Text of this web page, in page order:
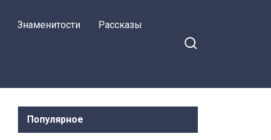
Знаменитости Рассказы
Популярное